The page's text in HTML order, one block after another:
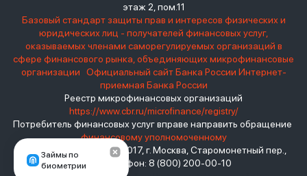
Займы по
биометрии
этаж 2, пом.11
Базовый стандарт защиты прав и интересов физических и
юридических лиц - получателей финансовых услуг,
оказываемых членами саморегулируемых организаций в
сфере финансового рынка, объединяющих микрофинансовые
организации
Официальный сайт Банка России Интернет-
приемная Банка России
Реестр микрофинансовых организаций
https://www.cbr.ru/microfinance/registry/
Потребитель финансовых услуг вправе направить обращение
финансовому уполномоченному
Место нахождения: 119017, г. Москва, Старомонетный пер.,
дом 3 Телефон: 8 (800) 200-00-10